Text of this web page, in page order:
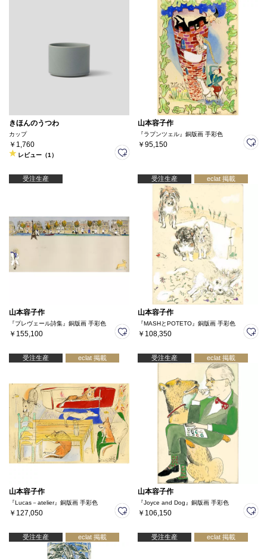
きほんのうつわ
カップ
￥1,760
レビュー（1）
山本容子作
『ラプンツェル』銅版画 手彩色
￥95,150
受注生産
山本容子作
『プレヴェール詩集』銅版画 手彩色
￥155,100
受注生産 eclat 掲載
山本容子作
『MASHとPOTETO』銅版画 手彩色
￥108,350
受注生産 eclat 掲載
山本容子作
『Lucas－atelier』銅版画 手彩色
￥127,050
受注生産 eclat 掲載
山本容子作
『Joyce and Dog』銅版画 手彩色
￥106,150
受注生産 eclat 掲載 受注生産 eclat 掲載